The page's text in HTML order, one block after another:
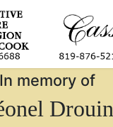
In memory of
Drouin